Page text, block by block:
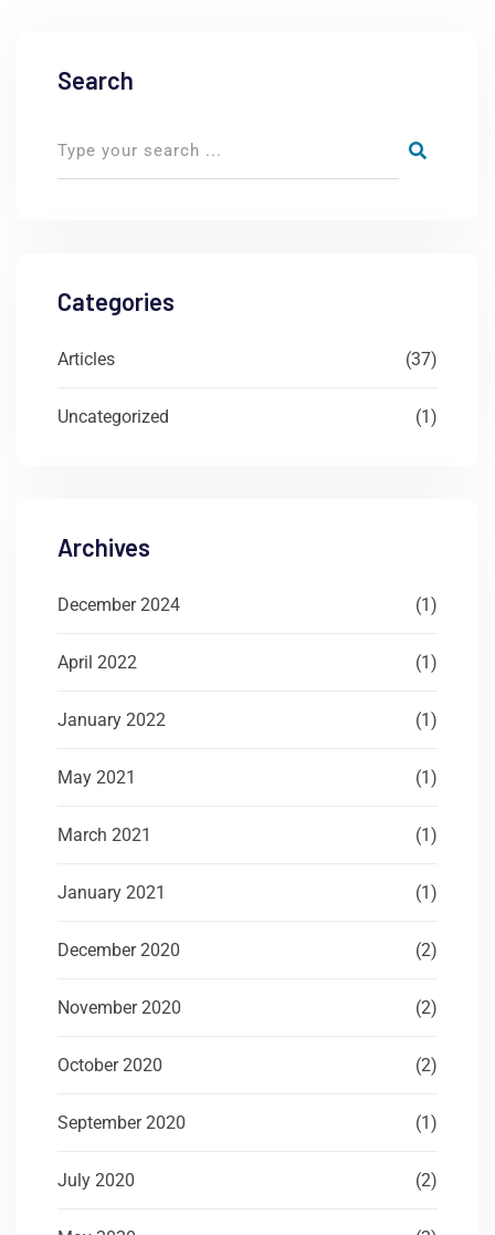
Search
Categories
Articles (37)
Uncategorized (1)
Archives
December 2024 (1)
April 2022 (1)
January 2022 (1)
May 2021 (1)
March 2021 (1)
January 2021 (1)
December 2020 (2)
November 2020 (2)
October 2020 (2)
September 2020 (1)
July 2020 (2)